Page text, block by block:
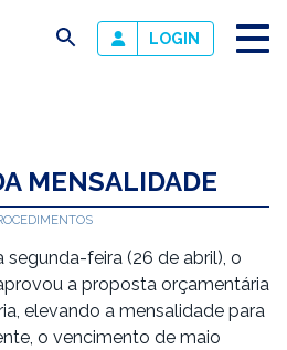
busca LOGIN
MENSALIDADE
segunda-feira (26 de abril), o
a proposta orçamentária
elevando a mensalidade para
o vencimento de maio